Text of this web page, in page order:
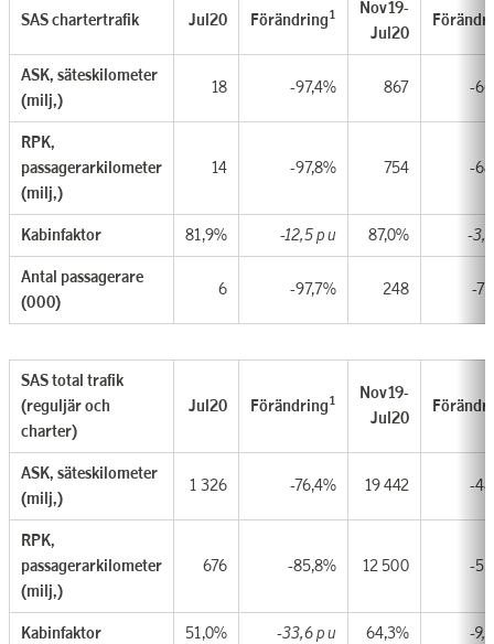
SAS chartertrafik Jul20 Förändring1
Nov19-
Jul20
ASK, säteskilometer
(milj,)
18 -97,4% 867 -
RPK,
passagerarkilometer
(milj,)
14 -97,8% 754 -
Kabinfaktor 81,9% -12,5 p u 87,0% -
Antal passagerare
(000)
6 -97,7% 248 -
SAS total trafik
(reguljär och
charter)
Jul20 Förändring1
Nov19-
Jul20
ASK, säteskilometer
(milj,)
1 326 -76,4% 19 442 -
RPK,
passagerarkilometer
(milj,)
676 -85,8% 12 500 -
Kabinfaktor 51,0% -33,6 p u 64,3% -